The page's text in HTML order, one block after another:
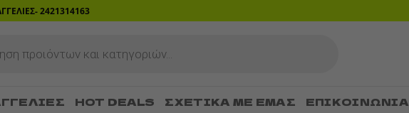
2421314163
HOT DEALS ΣΧΕΤΙΚΆ ΜΕ ΕΜΆΣ ΕΠΙΚΟΙΝΩΝΙΑ